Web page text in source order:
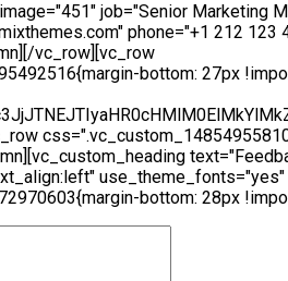
job="Senior Marketing
phone="+1 212 123
vc_row][vc_row
bottom: 27px
use_theme_fonts="yes"
bottom: 28px